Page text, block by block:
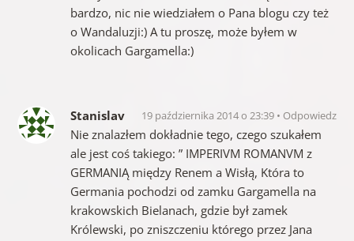
bardzo, nic nie wiedziałem o Pana blogu czy też
o Wandaluzji:) A tu proszę, może byłem w
okolicach Gargamella:)
Stanislav 19 października 2014 o 23:39 Odpowiedz
Nie znalazłem dokładnie tego, czego szukałem
ale jest coś takiego: ” IMPERIVM ROMANVM z
GERMANIĄ między Renem a Wisłą, Która to
Germania pochodzi od zamku Gargamella na
krakowskich Bielanach, gdzie był zamek
Królewski, po zniszczeniu którego przez Jana